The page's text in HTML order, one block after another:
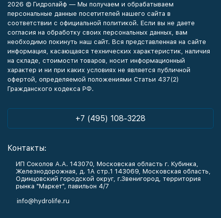
2026 © Гидролайф — Мы получаем и обрабатываем
персональные данные посетителей нашего сайта в
соответствии с официальной политикой. Если вы не даете
согласия на обработку своих персональных данных, вам
необходимо покинуть наш сайт. Вся представленная на сайте
информация, касающаяся технических характеристик, наличия
на складе, стоимости товаров, носит информационный
характер и ни при каких условиях не является публичной
офертой, определяемой положениями Статьи 437(2)
Гражданского кодекса РФ.
+7 (495) 108-3228
Контакты:
ИП Соколов А.А. 143070, Московская область г. Кубинка,
Железнодорожная, д. 1А стр.1 143069, Московская область,
Одинцовский городской округ, г.Звенигород, территория
рынка "Маркет", павильон 4/7
info@hydrolife.ru